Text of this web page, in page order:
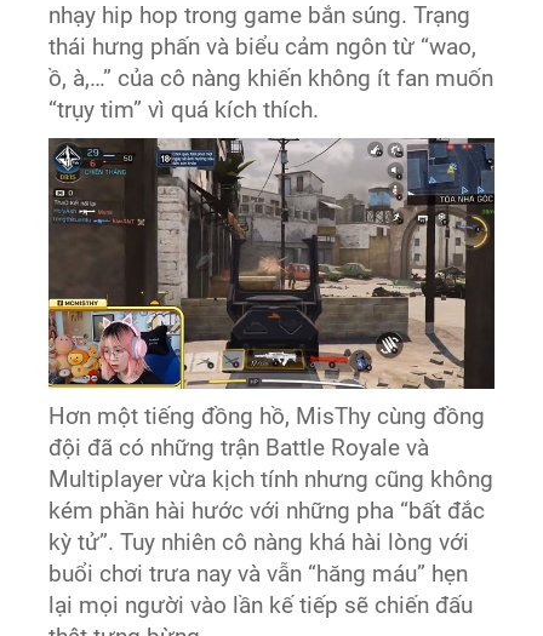
nhạy hip hop trong game bắn súng. Trạng
thái hưng phấn và biểu cảm ngôn từ “wao,
ồ, à,…” của cô nàng khiến không ít fan muốn
“trụy tim” vì quá kích thích.
Hơn một tiếng đồng hồ, MisThy cùng đồng
đội đã có những trận Battle Royale và
Multiplayer vừa kịch tính nhưng cũng không
kém phần hài hước với những pha “bất đắc
kỳ tử”. Tuy nhiên cô nàng khá hài lòng với
buổi chơi trưa nay và vẫn “hăng máu” hẹn
lại mọi người vào lần kế tiếp sẽ chiến đấu